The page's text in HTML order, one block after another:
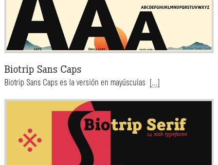
Biotrip Sans Caps
Biotrip Sans Caps es la versión en mayúsculas [...]